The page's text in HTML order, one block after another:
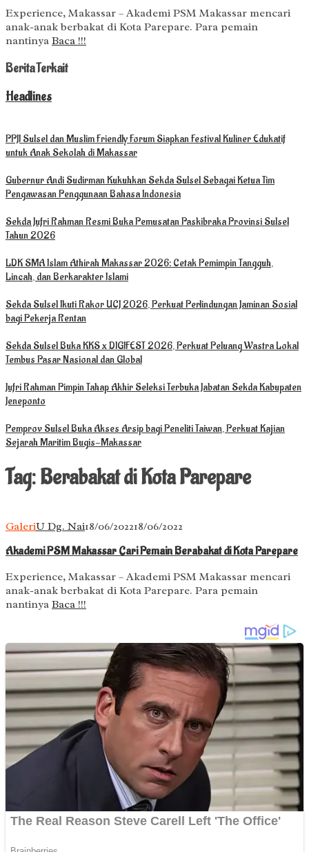
Experience, Makassar – Akademi PSM Makassar mencari
anak-anak berbakat di Kota Parepare. Para pemain
nantinya Baca !!!
Berita Terkait
Headlines
PPJI Sulsel dan Muslim Friendly Forum Siapkan Festival Kuliner Edukatif
untuk Anak Sekolah di Makassar
Gubernur Andi Sudirman Kukuhkan Sekda Sulsel Sebagai Ketua Tim
Pengawasan Penggunaan Bahasa Indonesia
Sekda Jufri Rahman Resmi Buka Pemusatan Paskibraka Provinsi Sulsel
Tahun 2026
LDK SMA Islam Athirah Makassar 2026: Cetak Pemimpin Tangguh,
Lincah, dan Berkarakter Islami
Sekda Sulsel Ikuti Rakor UCJ 2026, Perkuat Perlindungan Jaminan Sosial
bagi Pekerja Rentan
Sekda Sulsel Buka KKS x DIGIFEST 2026, Perkuat Peluang Wastra Lokal
Tembus Pasar Nasional dan Global
Jufri Rahman Pimpin Tahap Akhir Seleksi Terbuka Jabatan Sekda Kabupaten
Jeneponto
Pemprov Sulsel Buka Akses Arsip bagi Peneliti Taiwan, Perkuat Kajian
Sejarah Maritim Bugis-Makassar
Tag:Berabakat di Kota Parepare
GaleriU Dg. Nai18/06/202218/06/2022
Akademi PSM Makassar Cari Pemain Berabakat di Kota Parepare
Experience, Makassar – Akademi PSM Makassar mencari
anak-anak berbakat di Kota Parepare. Para pemain
nantinya Baca !!!